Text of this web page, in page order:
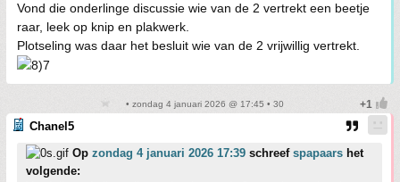
Vond die onderlinge discussie wie van de 2 vertrekt een beetje
raar, leek op knip en plakwerk.
Plotseling was daar het besluit wie van de 2 vrijwillig vertrekt.
• zondag 4 januari 2026 @ 17:45 • 30
Chanel5
Op zondag 4 januari 2026 17:39 schreef spapaars het
volgende: